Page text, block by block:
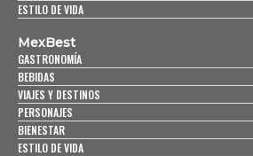
ESTILO DE VIDA
MexBest
GASTRONOMÍA
BEBIDAS
VIAJES Y DESTINOS
PERSONAJES
BIENESTAR
ESTILO DE VIDA